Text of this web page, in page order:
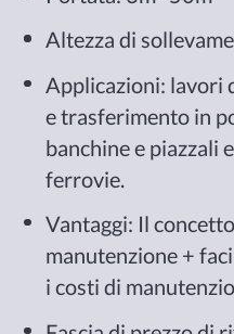
Altezza di
Applicazioni: lavori
e trasferimento in
banchine e piazzali
ferrovie.
Vantaggi: Il
manutenzione +
i costi di